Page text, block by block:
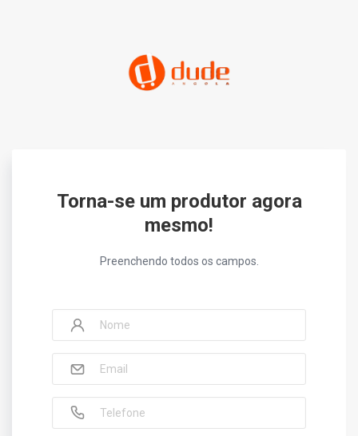
Torna-se um produtor agora
mesmo!
Preenchendo todos os campos.